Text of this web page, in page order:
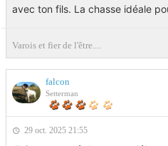
avec ton fils. La chasse idéale
Varois et fier de l'être....
falcon
Setterman
29 oct. 2025 21:55